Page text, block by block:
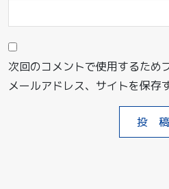
次回のコメントで使用するため
メールアドレス、サイトを保存